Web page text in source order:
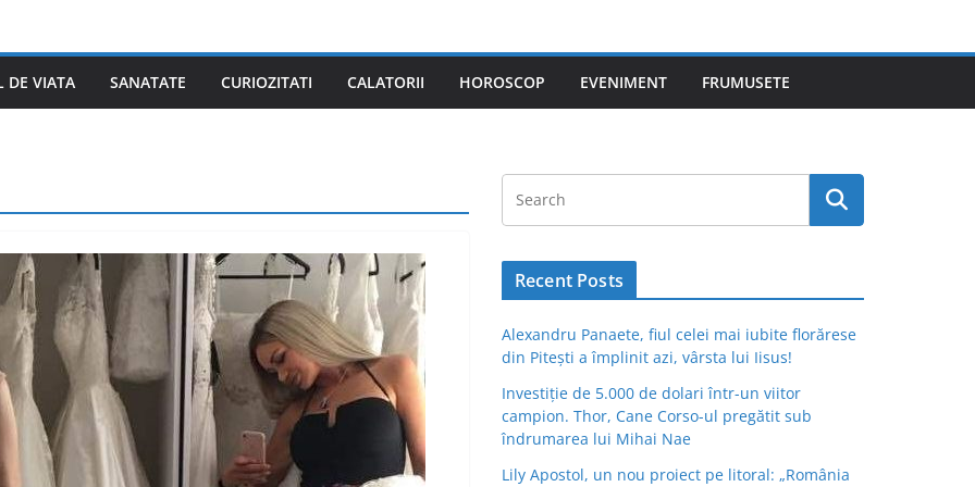
DE VIATA SANATATE CURIOZITATI CALATORII HOROSCOP EVENIMENT FRUMUSETE
Recent Posts
Alexandru Panaete, fiul celei mai iubite florărese
din Pitești a împlinit azi, vârsta lui Iisus!
Investiție de 5.000 de dolari într-un viitor
campion. Thor, Cane Corso-ul pregătit sub
îndrumarea lui Mihai Nae
Lily Apostol, un nou proiect pe litoral: „România